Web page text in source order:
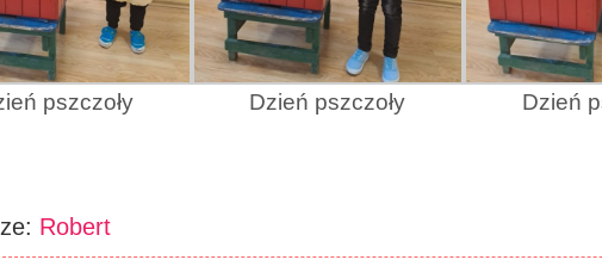
pszczoły Dzień pszczoły Dzień
Robert